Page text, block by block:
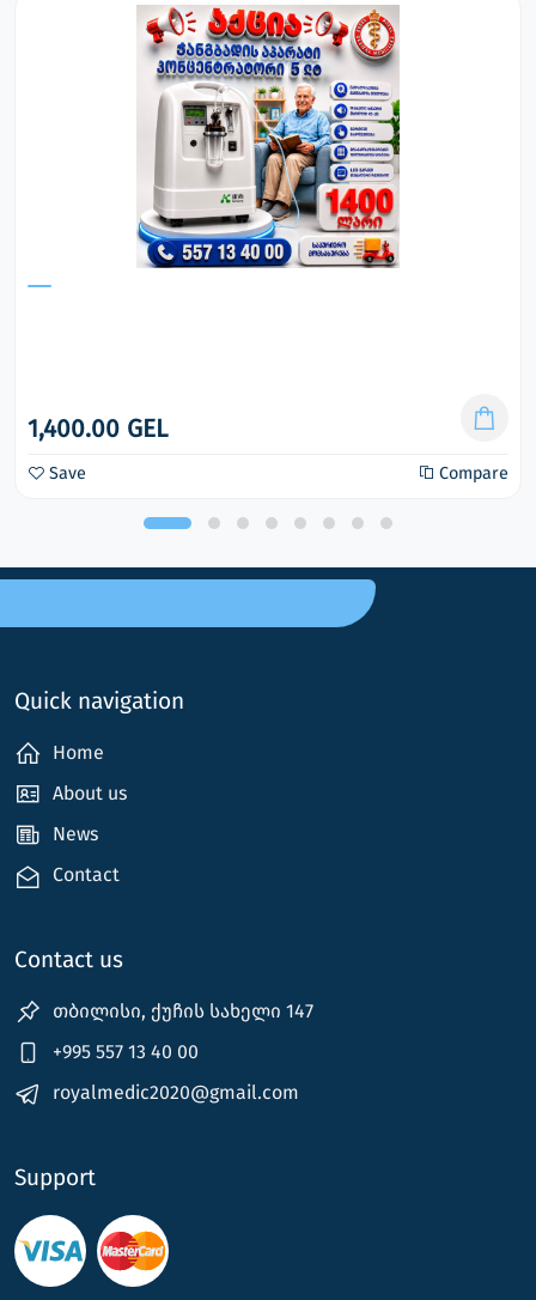
1,400.00 GEL
Save Compare
Quick navigation
Home
About us
News
Contact
Contact us
თბილისი, ქუჩის სახელი 147
+995 557 13 40 00
royalmedic2020@gmail.com
Support